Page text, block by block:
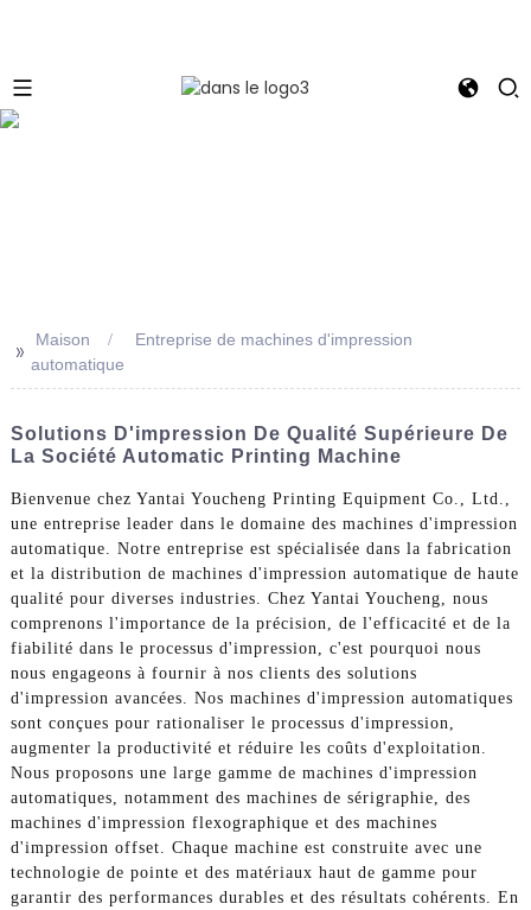
>> Maison
Entreprise de machines d'impression
automatique
Solutions D'impression De Qualité Supérieure De
La Société Automatic Printing Machine
Bienvenue chez Yantai Youcheng Printing Equipment Co., Ltd.,
une entreprise leader dans le domaine des machines d'impression
automatique. Notre entreprise est spécialisée dans la fabrication
et la distribution de machines d'impression automatique de haute
qualité pour diverses industries. Chez Yantai Youcheng, nous
comprenons l'importance de la précision, de l'efficacité et de la
fiabilité dans le processus d'impression, c'est pourquoi nous
nous engageons à fournir à nos clients des solutions
d'impression avancées. Nos machines d'impression automatiques
sont conçues pour rationaliser le processus d'impression,
augmenter la productivité et réduire les coûts d'exploitation.
Nous proposons une large gamme de machines d'impression
automatiques, notamment des machines de sérigraphie, des
machines d'impression flexographique et des machines
d'impression offset. Chaque machine est construite avec une
technologie de pointe et des matériaux haut de gamme pour
garantir des performances durables et des résultats cohérents. En